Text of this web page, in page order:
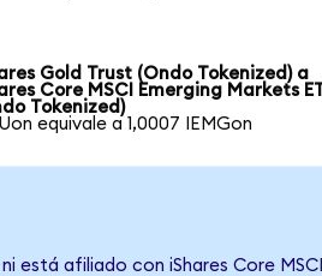
Gold Trust (Ondo Tokenized) a
Core MSCI Emerging Markets
Tokenized)
equivale a 1,0007 IEMGon
afiliado con iShares Core